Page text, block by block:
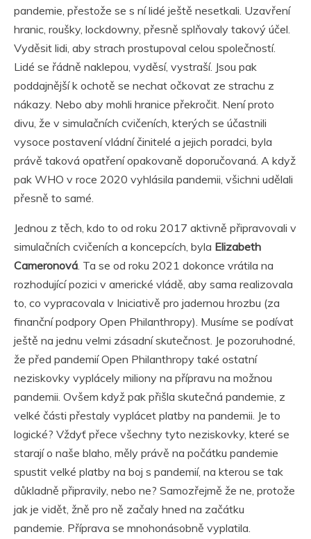
pandemie, přestože se s ní lidé ještě nesetkali. Uzavření
hranic, roušky, lockdowny, přesně splňovaly takový účel.
Vyděsit lidi, aby strach prostupoval celou společností.
Lidé se řádně naklepou, vyděsí, vystraší. Jsou pak
poddajnější k ochotě se nechat očkovat ze strachu z
nákazy. Nebo aby mohli hranice překročit. Není proto
divu, že v simulačních cvičeních, kterých se účastnili
vysoce postavení vládní činitelé a jejich poradci, byla
právě taková opatření opakovaně doporučovaná. A když
pak WHO v roce 2020 vyhlásila pandemii, všichni udělali
přesně to samé.
Jednou z těch, kdo to od roku 2017 aktivně připravovali v
simulačních cvičeních a koncepcích, byla Elizabeth
Cameronová. Ta se od roku 2021 dokonce vrátila na
rozhodující pozici v americké vládě, aby sama realizovala
to, co vypracovala v Iniciativě pro jadernou hrozbu (za
finanční podpory Open Philanthropy). Musíme se podívat
ještě na jednu velmi zásadní skutečnost. Je pozoruhodné,
že před pandemií Open Philanthropy také ostatní
neziskovky vyplácely miliony na přípravu na možnou
pandemii. Ovšem když pak přišla skutečná pandemie, z
velké části přestaly vyplácet platby na pandemii. Je to
logické? Vždyť přece všechny tyto neziskovky, které se
starají o naše blaho, měly právě na počátku pandemie
spustit velké platby na boj s pandemií, na kterou se tak
důkladně připravily, nebo ne? Samozřejmě že ne, protože
jak je vidět, žně pro ně začaly hned na začátku
pandemie. Příprava se mnohonásobně vyplatila.